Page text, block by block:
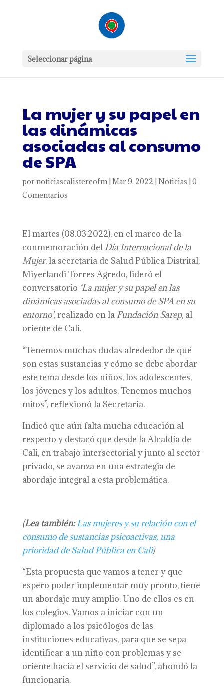
Seleccionar página
La mujer y su papel en
las dinámicas
asociadas al consumo
de SPA
por noticiascalistereofm| Mar 9, 2022 Noticias 0
Comentarios
El martes (08.03.2022), en el marco de la
conmemoración del Día Internacional de la
Mujer, la secretaria de Salud Pública Distrital,
Miyerlandi Torres Agredo, lideró el
conversatorio ‘La mujer y su papel en las
dinámicas asociadas al consumo de SPA en su
entorno’, realizado en la Fundación Sarep, al
oriente de Cali.
“Tenemos muchas dudas alrededor de qué
son estas sustancias y cómo se debe abordar
este tema desde los niños, los adolescentes,
los jóvenes y los adultos. Tenemos muchos
mitos”, reflexionó la Secretaria.
Indicó que aún falta mucha educación al
respecto y destacó que desde la Alcaldía de
Cali, en trabajo intersectorial y junto al sector
privado, se avanza en una estrategia de
abordaje integral a esta problemática.
(Lea también: Las mujeres y su relación con el
consumo de sustancias psicoactivas, una
prioridad de Salud Pública en Cali)
“Esta propuesta que vamos a tener y que
espero poder implementar muy pronto, tiene
un abordaje muy amplio. Uno de ellos es en
los colegios. Vamos a iniciar con un
diplomado a los psicólogos de las
instituciones educativas, para que se sepa
identificar a un niño con problemas y se
oriente hacia el servicio de salud”, ahondó la
funcionaria.